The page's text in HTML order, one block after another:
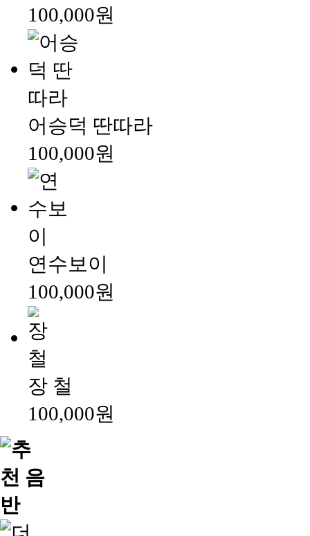
100,000원
어승덕 딴따라
100,000원
연수보이
100,000원
장 철
100,000원